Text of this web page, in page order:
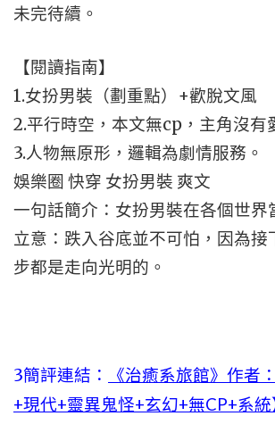
未完待續。
【閱讀指南】
1.女扮男裝（劃重點）+歡脫文風
2.平行時空，本文無cp，主角沒有
3.人物無原形，邏輯為劇情服務。
娛樂圈 快穿 女扮男裝 爽文
一句話簡介：女扮男裝在各個世界
立意：跌入谷底並不可怕，因為接
步都是走向光明的。
3簡評連結：
《治癒系旅館》作者
+現代+靈異鬼怪+玄幻+無CP+系統